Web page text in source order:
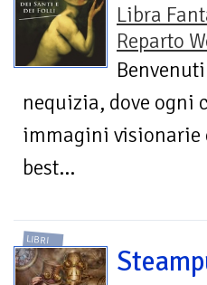
Libra
Reparto
nequizia, dove ogni
immagini visionarie
best...
LIBRI